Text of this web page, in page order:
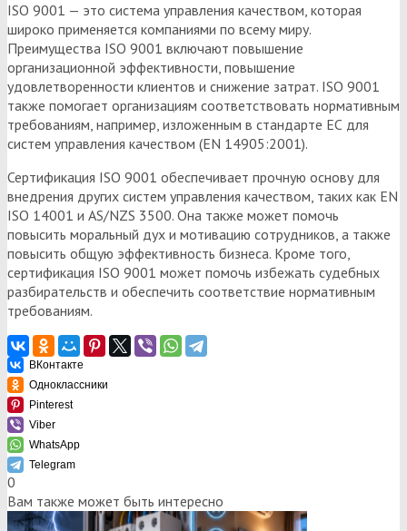
ISO 9001 — это система управления качеством, которая
широко применяется компаниями по всему миру.
Преимущества ISO 9001 включают повышение
организационной эффективности, повышение
удовлетворенности клиентов и снижение затрат. ISO 9001
также помогает организациям соответствовать нормативным
требованиям, например, изложенным в стандарте ЕС для
систем управления качеством (EN 14905:2001).
Сертификация ISO 9001 обеспечивает прочную основу для
внедрения других систем управления качеством, таких как EN
ISO 14001 и AS/NZS 3500. Она также может помочь
повысить моральный дух и мотивацию сотрудников, а также
повысить общую эффективность бизнеса. Кроме того,
сертификация ISO 9001 может помочь избежать судебных
разбирательств и обеспечить соответствие нормативным
требованиям.
ВКонтакте
Одноклассники
Pinterest
Viber
WhatsApp
Telegram
0
Вам также может быть интересно